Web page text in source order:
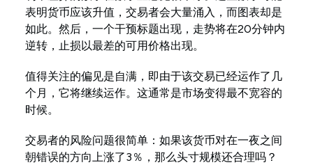
表明货币应该升值，交易者会大量涌入，而图表却是
如此。然后，一个干预标题出现，走势将在20分钟内
逆转，止损以最差的可用价格出现。
值得关注的偏见是自满，即由于该交易已经运作了几
个月，它将继续运作。这通常是市场变得最不宽容的
时候。
交易者的风险问题很简单：如果该货币对在一夜之间
朝错误的方向上涨了3％，那么头寸规模还合理吗？